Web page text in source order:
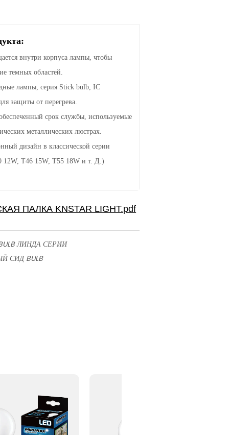
внутри корпуса лампы, чтобы
темных областей.
лампы, серия Stick bulb, IC
защиты от перегрева.
срок службы, используемые
металлических люстрах.
дизайн в классической серии
T46 15W, T55 18W и т. Д.)
ЛИНДА СЕРИИ
СИД BULB